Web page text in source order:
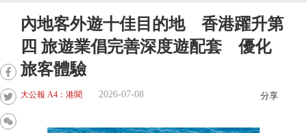
內地客外遊十佳目的地 香港躍升第
四 旅遊業倡完善深度遊配套 優化
旅客體驗
大公報 A4：港聞 2026-07-08 分享